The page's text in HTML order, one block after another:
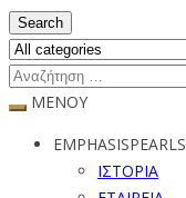
Search
ΜΕΝΟΥ
EMPHASISPEARLS
ΙΣΤΟΡΙΑ